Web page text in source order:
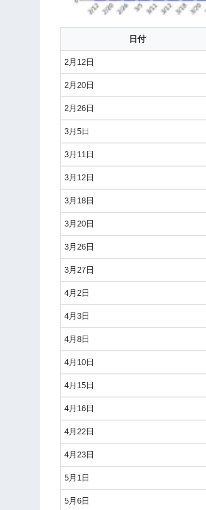
日付
2月12日
2月20日
2月26日
3月5日
3月11日
3月12日
3月18日
3月20日
3月26日
3月27日
4月2日
4月3日
4月8日
4月10日
4月15日
4月16日
4月22日
4月23日
5月1日
5月6日